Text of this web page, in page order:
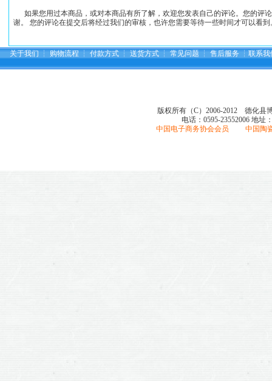
如果您用过本商品，或对本商品有所了解，欢迎您发表自己的评论。您的评
谢。 您的评论在提交后将经过我们的审核，也许您需要等待一些时间才可以看
关于我们 ┆ 购物流程 ┆ 付款方式 ┆ 送货方式 ┆ 常见问题 ┆ 售后服务 ┆ 联系我
版权所有（C）2006-2012 德化县
电话：0595-23552006 地址
中国电子商务协会会员 中国陶